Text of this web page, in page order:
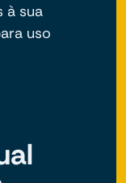
à sua
uso